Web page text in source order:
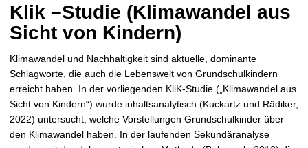
f
r
f
e
n
Klik –Studie (Klimawandel aus
Sicht von Kindern)
Klimawandel und Nachhaltigkeit sind aktuelle, dominante
Schlagworte, die auch die Lebenswelt von Grundschulkindern
erreicht haben. In der vorliegenden KliK-Studie („Klimawandel aus
Sicht von Kindern“) wurde inhaltsanalytisch (Kuckartz und Rädiker,
2022) untersucht, welche Vorstellungen Grundschulkinder über
den Klimawandel haben. In der laufenden Sekundäranalyse